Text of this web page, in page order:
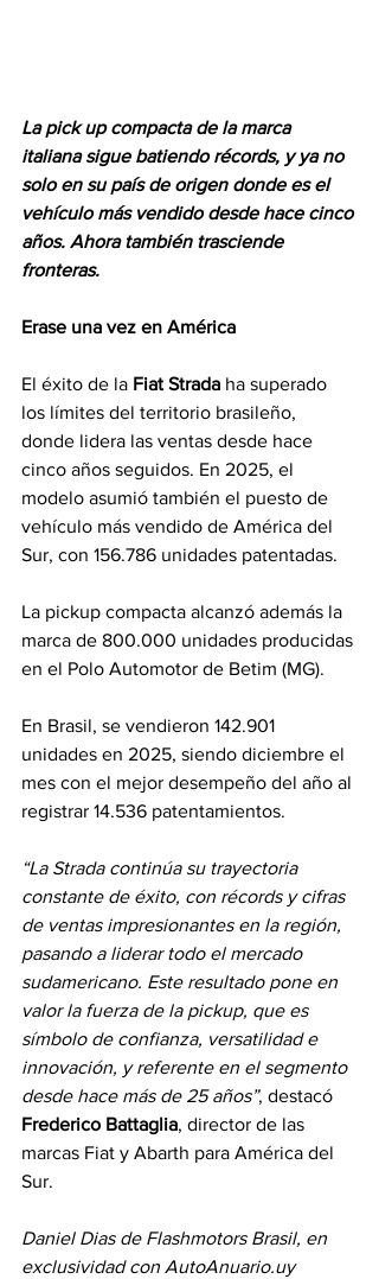
La pick up compacta de la marca
italiana sigue batiendo récords, y ya no
solo en su país de origen donde es el
vehículo más vendido desde hace cinco
años. Ahora también trasciende
fronteras.
Erase una vez en América
El éxito de la Fiat Strada ha superado
los límites del territorio brasileño,
donde lidera las ventas desde hace
cinco años seguidos. En 2025, el
modelo asumió también el puesto de
vehículo más vendido de América del
Sur, con 156.786 unidades patentadas.
La pickup compacta alcanzó además la
marca de 800.000 unidades producidas
en el Polo Automotor de Betim (MG).
En Brasil, se vendieron 142.901
unidades en 2025, siendo diciembre el
mes con el mejor desempeño del año al
registrar 14.536 patentamientos.
“La Strada continúa su trayectoria
constante de éxito, con récords y cifras
de ventas impresionantes en la región,
pasando a liderar todo el mercado
sudamericano. Este resultado pone en
valor la fuerza de la pickup, que es
símbolo de confianza, versatilidad e
innovación, y referente en el segmento
desde hace más de 25 años”, destacó
Frederico Battaglia, director de las
marcas Fiat y Abarth para América del
Sur.
Daniel Dias de Flashmotors Brasil, en
exclusividad con AutoAnuario.uy